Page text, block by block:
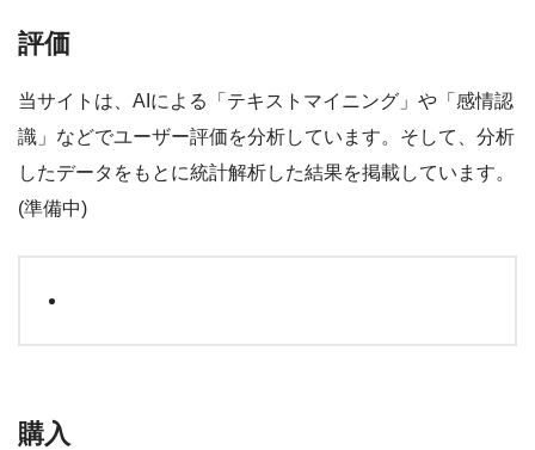
評価
当サイトは、AIによる「テキストマイニング」や「感情認
識」などでユーザー評価を分析しています。そして、分析
したデータをもとに統計解析した結果を掲載しています。
(準備中)
購入